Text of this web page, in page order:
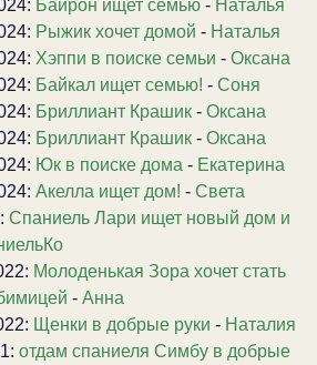
Байрон ищет семью - Наталья
Рыжик хочет домой - Наталья
Хэппи в поиске семьи - Оксана
Байкал ищет семью! - Соня
Бриллиант Крашик - Оксана
Бриллиант Крашик - Оксана
Юк в поиске дома - Екатерина
Акелла ищет дом! - Света
Спаниель Лари ищет новый дом и
Молоденькая Зора хочет стать
- Анна
Щенки в добрые руки - Наталия
отдам спаниеля Симбу в добрые